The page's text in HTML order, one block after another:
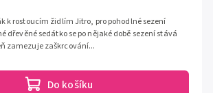
Do košíku
k rostoucím židlím Jitro, pro pohodlné sezení
dřevěné sedátko se po nějaké době sezení stává
zamezuje zaškrcování...